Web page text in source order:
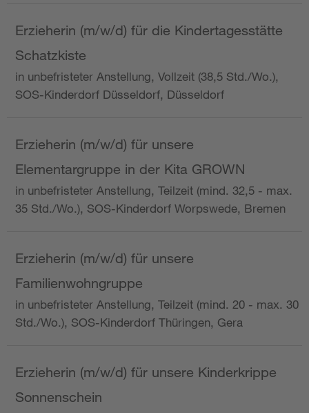
Erzieherin (m/w/d) für die Kindertagesstätte
Schatzkiste
in unbefristeter Anstellung, Vollzeit (38,5 Std./Wo.),
SOS-Kinderdorf Düsseldorf, Düsseldorf
Erzieherin (m/w/d) für unsere
Elementargruppe in der Kita GROWN
in unbefristeter Anstellung, Teilzeit (mind. 32,5 - max.
35 Std./Wo.), SOS-Kinderdorf Worpswede, Bremen
Erzieherin (m/w/d) für unsere
Familienwohngruppe
in unbefristeter Anstellung, Teilzeit (mind. 20 - max. 30
Std./Wo.), SOS-Kinderdorf Thüringen, Gera
Erzieherin (m/w/d) für unsere Kinderkrippe
Sonnenschein